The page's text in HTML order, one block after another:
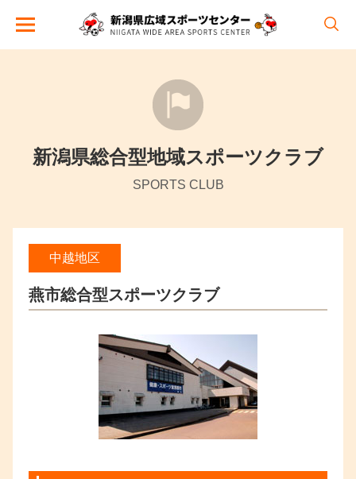
新潟県総合型地域スポーツクラブ
SPORTS CLUB
中越地区
燕市総合型スポーツクラブ